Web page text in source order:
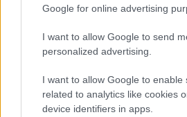
Google for online advertising
I want to allow Google to send
personalized advertising.
I want to allow Google to enable
related to analytics like cookies
device identifiers in apps.
13. A férjem nővére csak nagyon